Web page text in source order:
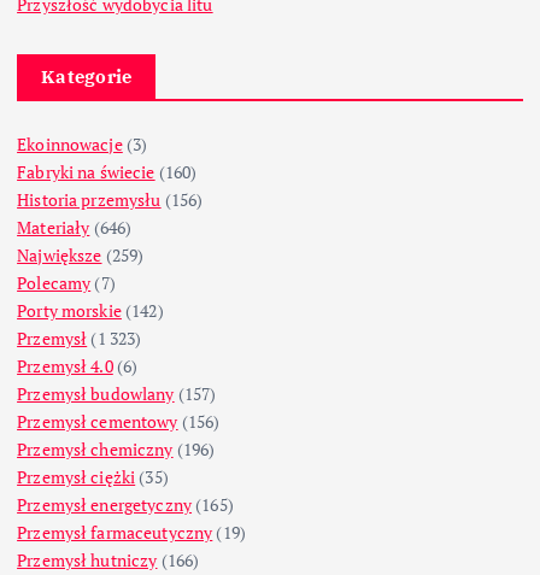
Przyszłość wydobycia litu
Kategorie
Ekoinnowacje(3)
Fabryki na świecie (160)
Historia przemysłu (156)
Materiały (646)
Największe (259)
Polecamy (7)
Porty morskie(142)
Przemysł (1 323)
Przemysł 4.0(6)
Przemysł budowlany (157)
Przemysł cementowy (156)
Przemysł chemiczny (196)
Przemysł ciężki (35)
Przemysł energetyczny (165)
Przemysł farmaceutyczny (19)
Przemysł hutniczy (166)